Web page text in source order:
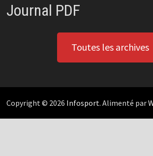
Journal PDF
Toutes les archives
Copyright © 2026 Infosport. Alimenté par